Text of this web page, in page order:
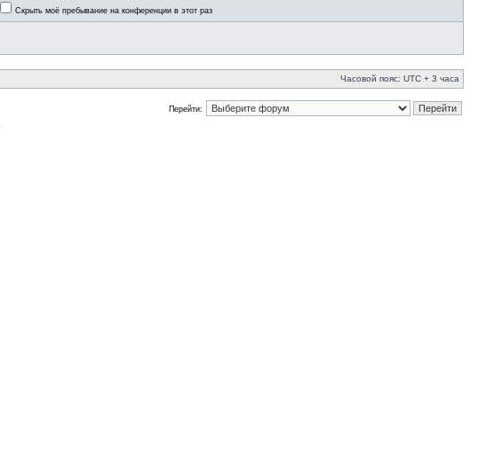
Скрыть моё пребывание на конференции в этот раз
Часовой пояс: UTC + 3 часа
Перейти: